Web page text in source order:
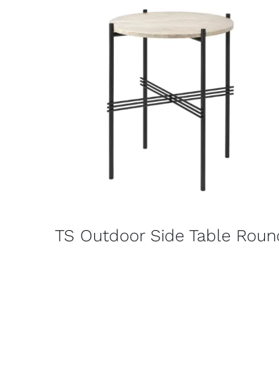
TS Outdoor Side Table